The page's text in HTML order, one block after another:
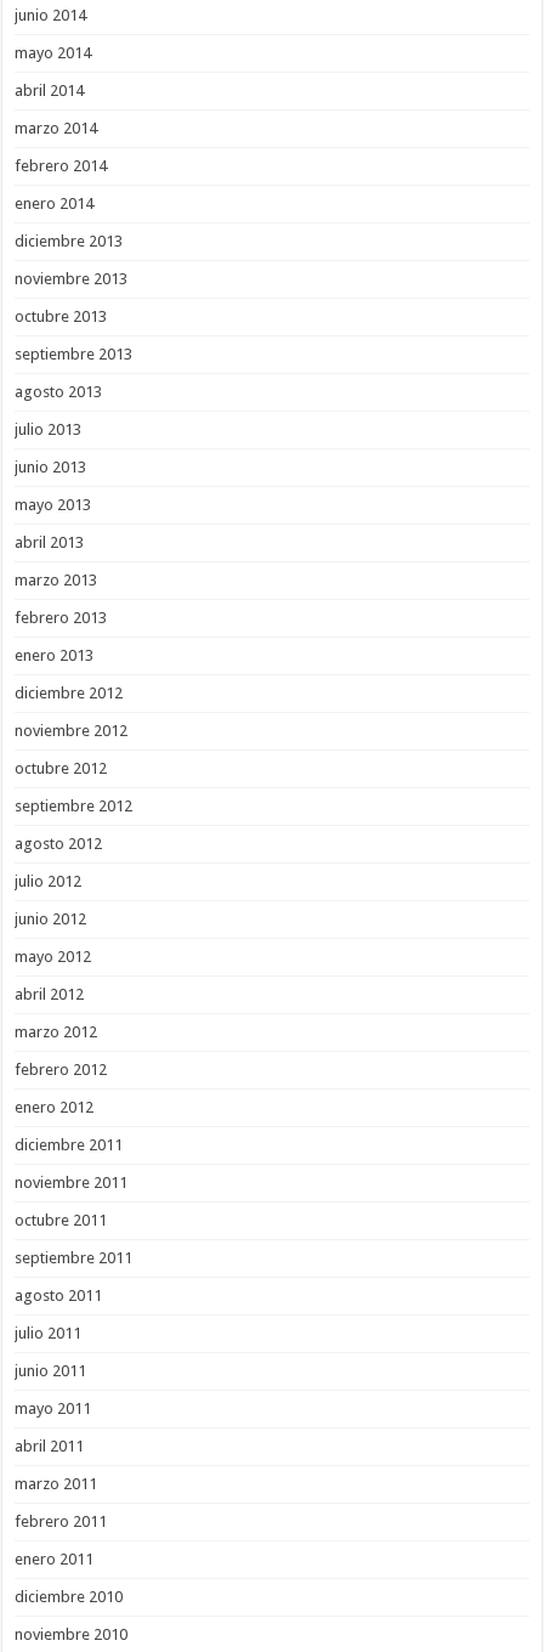
junio 2014
mayo 2014
abril 2014
marzo 2014
febrero 2014
enero 2014
diciembre 2013
noviembre 2013
octubre 2013
septiembre 2013
agosto 2013
julio 2013
junio 2013
mayo 2013
abril 2013
marzo 2013
febrero 2013
enero 2013
diciembre 2012
noviembre 2012
octubre 2012
septiembre 2012
agosto 2012
julio 2012
junio 2012
mayo 2012
abril 2012
marzo 2012
febrero 2012
enero 2012
diciembre 2011
noviembre 2011
octubre 2011
septiembre 2011
agosto 2011
julio 2011
junio 2011
mayo 2011
abril 2011
marzo 2011
febrero 2011
enero 2011
diciembre 2010
noviembre 2010